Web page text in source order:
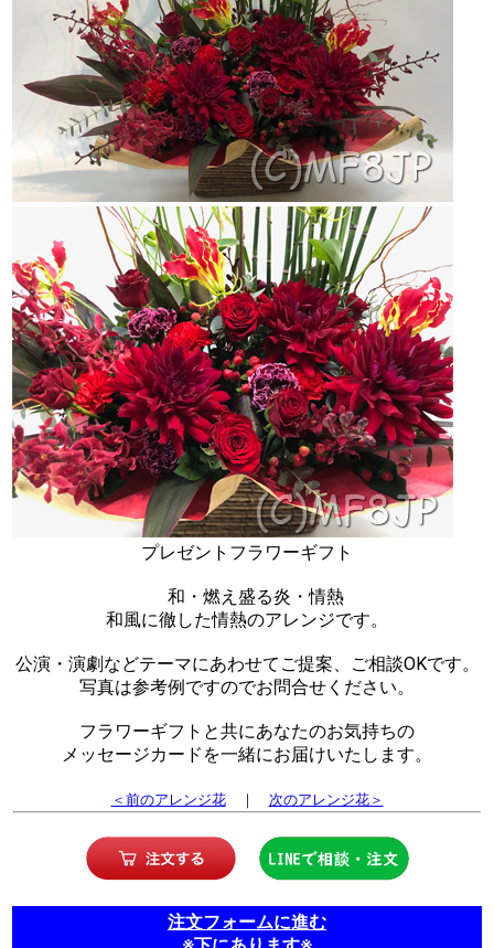
プレゼントフラワーギフト
和・燃え盛る炎・情熱
和風に徹した情熱のアレンジです。
公演・演劇などテーマにあわせてご提案、ご相談OKです。
写真は参考例ですのでお問合せください。
フラワーギフトと共にあなたのお気持ちの
メッセージカードを一緒にお届けいたします。
＜前のアレンジ花｜ 次のアレンジ花＞
注文フォームに進む